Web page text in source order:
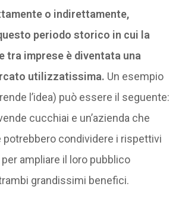
o indirettamente,
periodo storico in cui la
tra imprese è diventata una
utilizzatissima. Un esempio
l’idea) può essere il seguente:
cucchiai e un’azienda che
condividere i rispettivi
ampliare il loro pubblico
grandissimi benefici.